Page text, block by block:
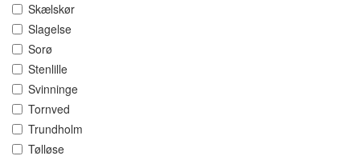
Skælskør
Slagelse
Sorø
Stenlille
Svinninge
Tornved
Trundholm
Tølløse